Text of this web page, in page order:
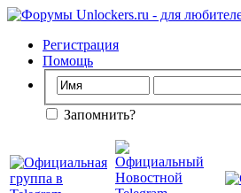
Регистрация
Помощь
Запомнить?